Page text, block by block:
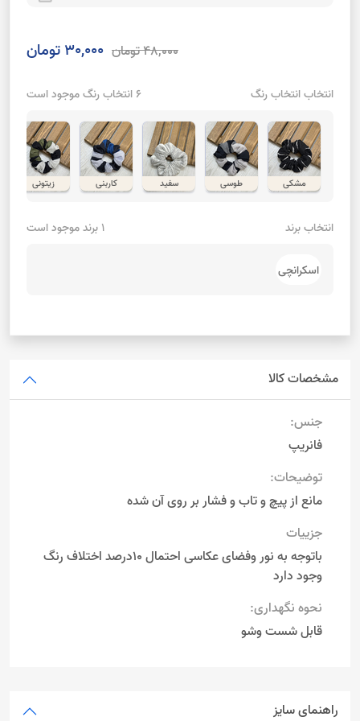
48,000 تومان 30,000 تومان
انتخاب انتخاب رنگ 6 انتخاب رنگ موجود است
مشکی طوسی سفید کاربنی زیتونی
انتخاب برند 1 برند موجود است
اسکرانچی
مشخصات کالا
جنس:
فانریپ
توضیحات:
مانع از پیچ و تاب و فشار بر روی آن شده
جزییات
باتوجه به نور وفضای عکاسی احتمال 10درصد اختلاف رنگ
وجود دارد
نحوه نگهداری:
قابل شست وشو
راهنمای سایز